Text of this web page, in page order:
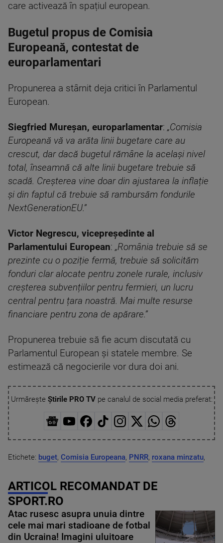
care activează în spațiul european.
Bugetul propus de Comisia
Europeană, contestat de
europarlamentari
Propunerea a stârnit deja critici în Parlamentul
European.
Siegfried Mureșan, europarlamentar: „Comisia
Europeană vă va arăta linii bugetare care au
crescut, dar dacă bugetul rămâne la același nivel
total, înseamnă că alte linii bugetare trebuie să
scadă. Creșterea vine doar din ajustarea la inflație
și din faptul că trebuie să rambursăm fondurile
NextGenerationEU.”
Victor Negrescu, vicepreședinte al
Parlamentului European: „România trebuie să se
prezinte cu o poziție fermă, trebuie să solicităm
fonduri clar alocate pentru zonele rurale, inclusiv
creșterea subvențiilor pentru fermieri, un lucru
central pentru țara noastră. Mai multe resurse
financiare pentru zona de apărare.”
Propunerea trebuie să fie acum discutată cu
Parlamentul European și statele membre. Se
estimează că negocierile vor dura doi ani.
Urmărește Știrile PRO TVpe canalul de social media preferat:
Etichete: buget, Comisia Europeana, PNRR, roxana minzatu,
ARTICOL RECOMANDAT DE
SPORT.RO
Atac rusesc asupra unuia dintre
cele mai mari stadioane de fotbal
din Ucraina! Imagini uluitoare